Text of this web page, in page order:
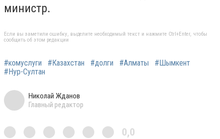
министр.
Если вы заметили ошибку, выделите необходимый текст и нажмите Ctrl+Enter, чтобы
сообщить об этом редакции
#комуслуги #Казахстан #долги #Алматы
#Шымкент
#Нур-Султан
Николай Жданов
Главный редактор
0,0